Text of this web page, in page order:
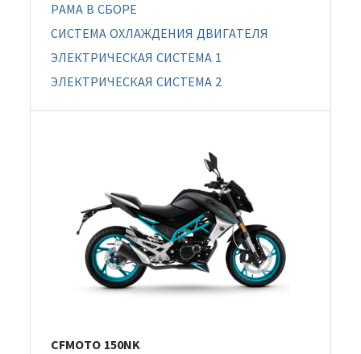
РАМА В СБОРЕ
СИСТЕМА ОХЛАЖДЕНИЯ ДВИГАТЕЛЯ
ЭЛЕКТРИЧЕСКАЯ СИСТЕМА 1
ЭЛЕКТРИЧЕСКАЯ СИСТЕМА 2
CFMOTO 150NK